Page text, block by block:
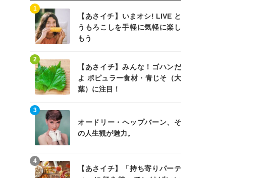
【あさイチ】いまオシ! LIVE と
うもろこしを手軽に気軽に楽し
もう
1
【あさイチ】みんな！ゴハンだ
よ ポピュラー食材・青じそ（大
葉）に注目！
2
オードリー・ヘップバーン、そ
の人生観が魅力。
3
【あさイチ】「持ち寄りパーテ
4